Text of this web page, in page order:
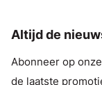
Altijd de
Abonneer op
de laatste